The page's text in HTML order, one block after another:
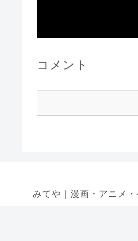
コメント
みてや｜漫画・アニメ